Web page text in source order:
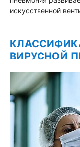
искусственной
ВИРУСНОЙ